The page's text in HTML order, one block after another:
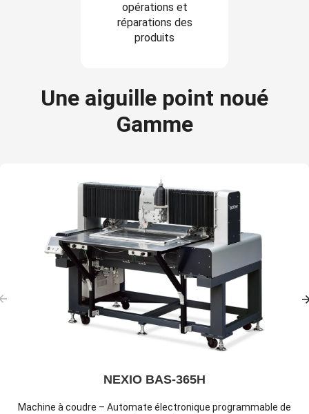
opérations et
réparations des
produits
Une aiguille point noué
Gamme
NEXIO BAS-365H
Machine à coudre – Automate électronique programmable de